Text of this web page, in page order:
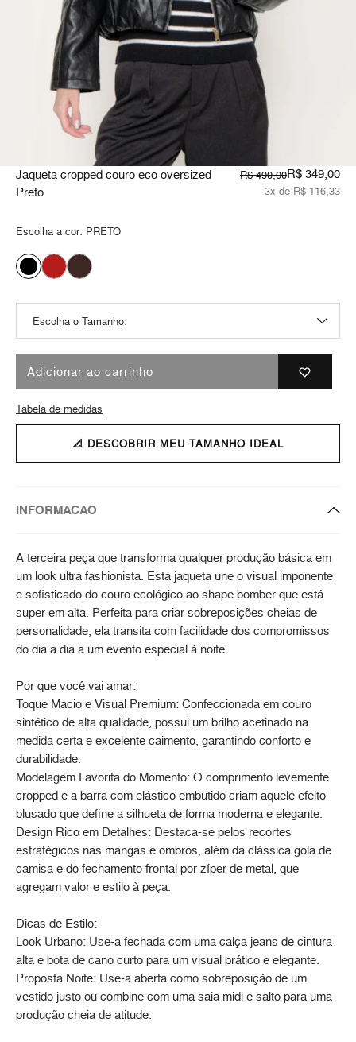
Jaqueta cropped couro eco oversized
Preto
R$ 490,00R$ 349,00
3x de R$ 116,33
Escolha a cor: PRETO
Adicionar ao carrinho
Tabela de medidas
📐 DESCOBRIR MEU TAMANHO IDEAL
INFORMACAO
A terceira peça que transforma qualquer produção básica em
um look ultra fashionista. Esta jaqueta une o visual imponente
e sofisticado do couro ecológico ao shape bomber que está
super em alta. Perfeita para criar sobreposições cheias de
personalidade, ela transita com facilidade dos compromissos
do dia a dia a um evento especial à noite.
Por que você vai amar:
Toque Macio e Visual Premium: Confeccionada em couro
sintético de alta qualidade, possui um brilho acetinado na
medida certa e excelente caimento, garantindo conforto e
durabilidade.
Modelagem Favorita do Momento: O comprimento levemente
cropped e a barra com elástico embutido criam aquele efeito
blusado que define a silhueta de forma moderna e elegante.
Design Rico em Detalhes: Destaca-se pelos recortes
estratégicos nas mangas e ombros, além da clássica gola de
camisa e do fechamento frontal por zíper de metal, que
agregam valor e estilo à peça.
Dicas de Estilo:
Look Urbano: Use-a fechada com uma calça jeans de cintura
alta e bota de cano curto para um visual prático e elegante.
Proposta Noite: Use-a aberta como sobreposição de um
vestido justo ou combine com uma saia midi e salto para uma
produção cheia de atitude.